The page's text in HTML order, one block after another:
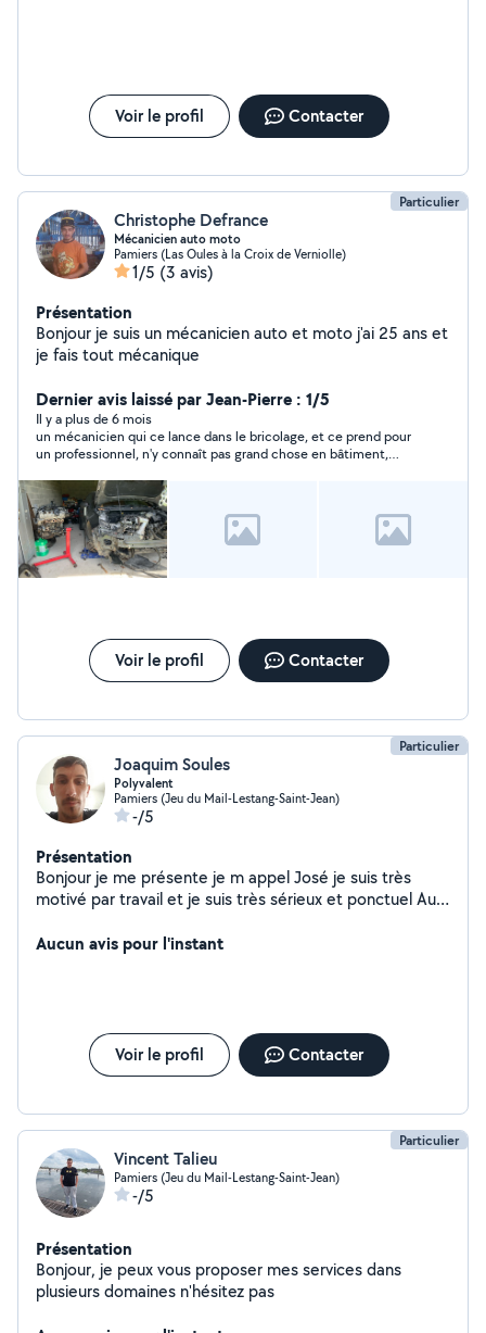
Voir le profil Contacter
Particulier
Christophe Defrance
Mécanicien auto moto
Pamiers (Las Oules à la Croix de Verniolle)
1/5 (3 avis)
Présentation
Bonjour je suis un mécanicien auto et moto j'ai 25 ans et
je fais tout mécanique
Dernier avis laissé par Jean-Pierre : 1/5
Il y a plus de 6 mois
un mécanicien qui ce lance dans le bricolage, et ce prend pour
un professionnel, n'y connaît pas grand chose en bâtiment,
Voir le profil Contacter
Particulier
Joaquim Soules
Polyvalent
Pamiers (Jeu du Mail-Lestang-Saint-Jean)
-/5
Présentation
Bonjour je me présente je m appel José je suis très
motivé par travail et je suis très sérieux et ponctuel Au
Aucun avis pour l'instant
Voir le profil Contacter
Particulier
Vincent Talieu
Pamiers (Jeu du Mail-Lestang-Saint-Jean)
-/5
Présentation
Bonjour, je peux vous proposer mes services dans
plusieurs domaines n'hésitez pas